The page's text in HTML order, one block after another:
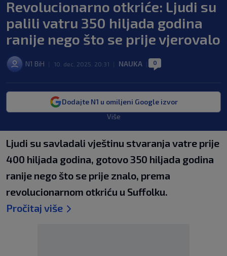
Revolucionarno otkriće: Ljudi su
palili vatru 350 hiljada godina
ranije nego što se prije vjerovalo
N1 BiH 10. dec. 2025. 20:31 NAUKA 0
Dodajte N1 u omiljeni Google izvor
Više
Ljudi su savladali vještinu stvaranja vatre prije
400 hiljada godina, gotovo 350 hiljada godina
ranije nego što se prije znalo, prema
revolucionarnom otkriću u Suffolku.
Pročitaj više